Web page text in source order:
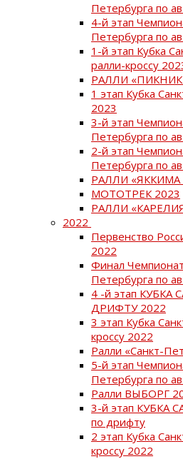
Петербурга по
4-й этап
Петербурга по
1-й этап Кубка
ралли-кроссу
РАЛЛИ «ПИКНИК
1 этап Кубка
2023
3-й этап
Петербурга по
2-й этап
Петербурга по
РАЛЛИ «ЯККИМА
МОТОТРЕК 2023
РАЛЛИ
2022
Первенство
2022
Финал
Петербурга по
4 -й этап КУБКА
ДРИФТУ 2022
3 этап Кубка
кроссу 2022
Ралли «Санкт-
5-й этап
Петербурга по
Ралли ВЫБОРГ
3-й этап КУБКА
по дрифту
2 этап Кубка
кроссу 2022